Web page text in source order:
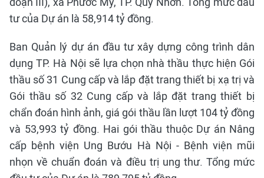
tư của Dự án là 58,914 tỷ đồng.
Ban Quản lý dự án đầu tư xây dựng công trình dân
dụng TP. Hà Nội sẽ lựa chọn nhà thầu thực hiện Gói
thầu số 31 Cung cấp và lắp đặt trang thiết bị xạ trị và
Gói thầu số 32 Cung cấp và lắp đặt trang thiết bị
chẩn đoán hình ảnh, giá gói thầu lần lượt 104 tỷ đồng
và 53,993 tỷ đồng. Hai gói thầu thuộc Dự án Nâng
cấp bệnh viện Ung Bướu Hà Nội - Bệnh viện mũi
nhọn về chuẩn đoán và điều trị ung thư. Tổng mức